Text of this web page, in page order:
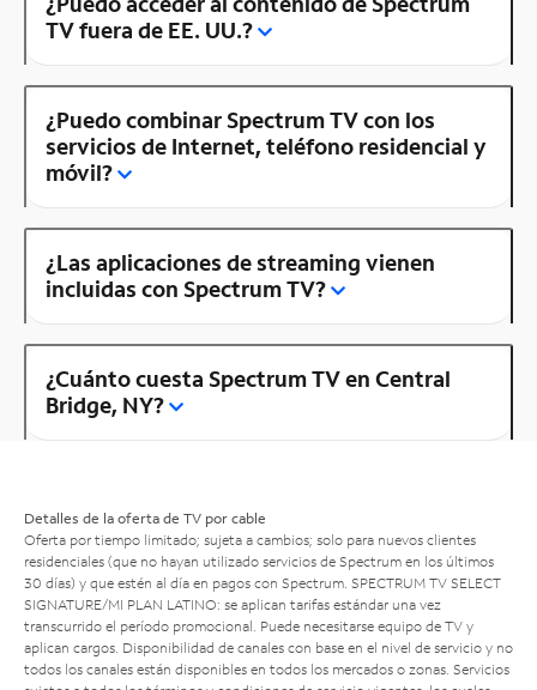
TV fuera de EE. UU.?
¿Puedo combinar Spectrum TV con los
servicios de Internet, teléfono residencial y
móvil?
¿Las aplicaciones de streaming vienen
incluidas con Spectrum TV?
¿Cuánto cuesta Spectrum TV en Central
Bridge, NY?
Detalles de la oferta de TV por cable
Oferta por tiempo limitado; sujeta a cambios; solo para nuevos clientes
residenciales (que no hayan utilizado servicios de Spectrum en los últimos
30 días) y que estén al día en pagos con Spectrum. SPECTRUM TV SELECT
SIGNATURE/MI PLAN LATINO: se aplican tarifas estándar una vez
transcurrido el período promocional. Puede necesitarse equipo de TV y
aplican cargos. Disponibilidad de canales con base en el nivel de servicio y no
todos los canales están disponibles en todos los mercados o zonas. Servicios